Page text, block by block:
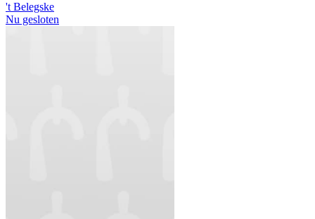
't Belegske
Nu gesloten